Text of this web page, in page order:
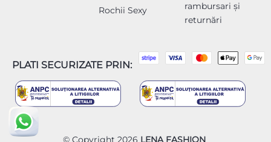
Rochii Sexy
rambursari și
returnări
PLATI SECURIZATE PRIN: